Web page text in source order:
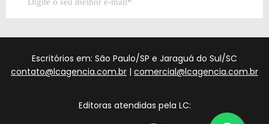
Escritórios em: São Paulo/SP e Jaraguá do Sul/SC
contato@lcagencia.com.br | comercial@lcagencia.com.br
Editoras atendidas pela LC: